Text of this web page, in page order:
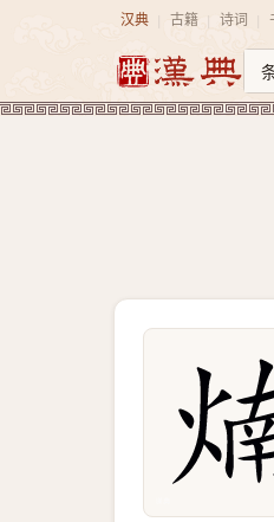
汉典 古籍 诗词